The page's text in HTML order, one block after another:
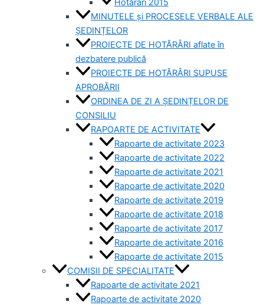
MINUTELE și PROCESELE VERBALE ALE
ȘEDINȚELOR
PROIECTE DE HOTĂRÂRI aflate în
dezbatere publică
PROIECTE DE HOTĂRÂRI SUPUSE
APROBĂRII
ORDINEA DE ZI A ȘEDINȚELOR DE
CONSILIU
RAPOARTE DE ACTIVITATE
Rapoarte de activitate 2023
Rapoarte de activitate 2022
Rapoarte de activitate 2021
Rapoarte de activitate 2020
Rapoarte de activitate 2019
Rapoarte de activitate 2018
Rapoarte de activitate 2017
Rapoarte de activitate 2016
Rapoarte de activitate 2015
COMISII DE SPECIALITATE
Rapoarte de activitate 2021
Rapoarte de activitate 2020